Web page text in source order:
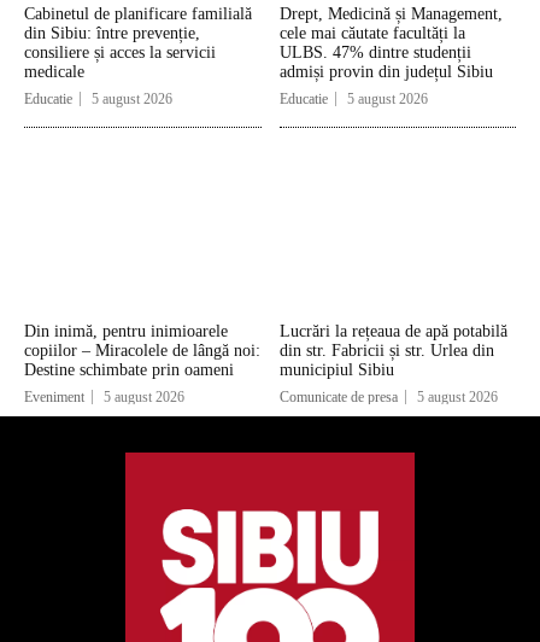
Cabinetul de planificare familială
din Sibiu: între prevenție,
consiliere și acces la servicii
medicale
Educatie 5 august 2026
Drept, Medicină și Management,
cele mai căutate facultăți la
ULBS. 47% dintre studenții
admiși provin din județul Sibiu
Educatie 5 august 2026
Din inimă, pentru inimioarele
copiilor – Miracolele de lângă noi:
Destine schimbate prin oameni
Eveniment 5 august 2026
Lucrări la rețeaua de apă potabilă
din str. Fabricii și str. Urlea din
municipiul Sibiu
Comunicate de presa 5 august 2026